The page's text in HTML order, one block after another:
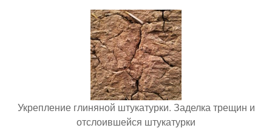
Укрепление глиняной штукатурки. Заделка трещин и
отслоившейся штукатурки